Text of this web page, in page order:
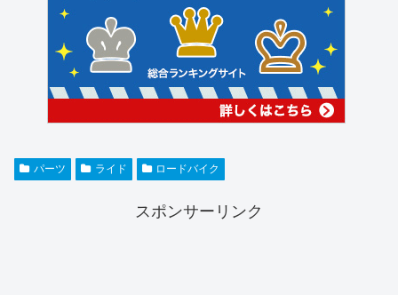
パーツ ライド ロードバイク
スポンサーリンク